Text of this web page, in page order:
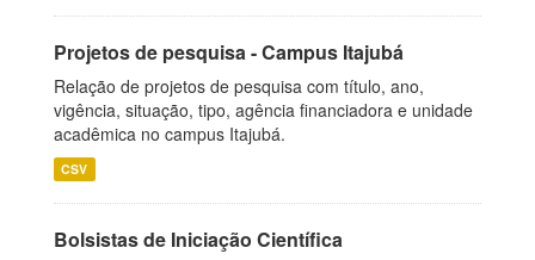
Projetos de pesquisa - Campus Itajubá
Relação de projetos de pesquisa com título, ano,
vigência, situação, tipo, agência financiadora e unidade
acadêmica no campus Itajubá.
CSV
Bolsistas de Iniciação Científica